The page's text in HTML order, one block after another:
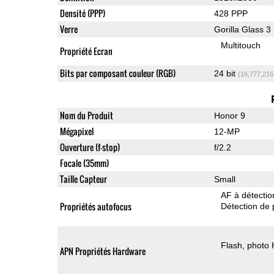
Densité (PPP) 428 PPP
Verre Gorilla Glass 3
Propriété Ecran Multitouch
Bits par composant couleur (RGB) 24 bit
Nom du Produit Honor 9
Mégapixel 12-MP
Ouverture (f-stop) f/2.2
Focale (35mm)
Taille Capteur
Small
Propriétés autofocus
AF à
Détection de
APN Propriétés Hardware Flash photo